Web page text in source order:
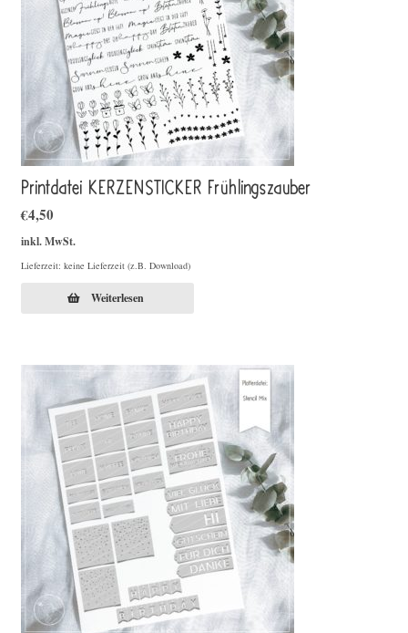
Printdatei KERZENSTICKER Frühlingszauber
€4,50
inkl. MwSt.
Lieferzeit: keine Lieferzeit (z.B. Download)
Weiterlesen